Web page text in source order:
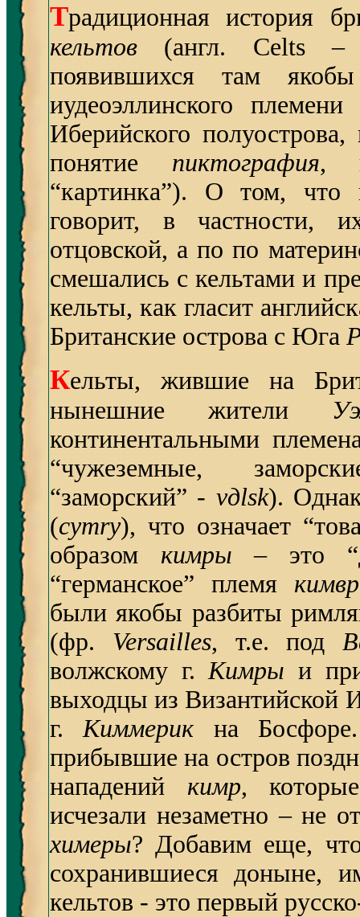
Традиционная история
кельтов (англ. Celts –
появившихся там
иудеоэллинского племени
Иберийского
понятие пиктография,
“картинка”). О том, что
говорит, в частности,
отцовской, а по по
смешались с кельтами и
кельты, как гласит
Британские острова с Юга
Кельты, жившие на
нынешние жители
континентальными
“чужеземные,
“заморский” - vдlsk).
(cymry), что означает
образом кимры – это
“германское” племя
были якобы разбиты
(фр.
Versailles, т.е. под
волжскому г.Кимры и
выходцы из Византийской
г.Киммерикна Босфоре.
прибывшие на остров
нападений кимр,
исчезали незаметно – не
химеры? Добавим еще,
сохранившиеся доныне,
кельтов - это первый